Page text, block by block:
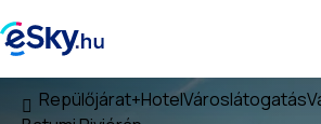
Repülőjárat+HotelVároslátogatás